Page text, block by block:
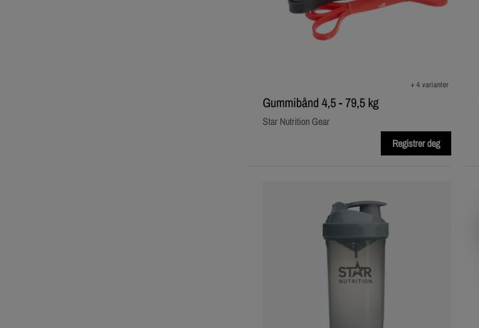
Gummibånd 4,5 - 79,5 kg
+ 4 varianter
Star Nutrition Gear
Registrer deg